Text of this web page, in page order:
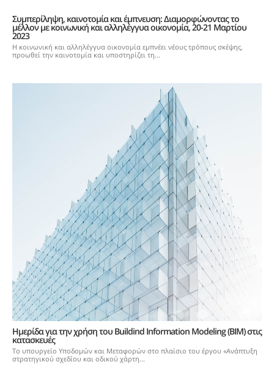
Συμπερίληψη, καινοτομία και έμπνευση: Διαμορφώνοντας το
μέλλον με κοινωνική και αλληλέγγυα οικονομία, 20-21 Μαρτίου
2023
Η κοινωνική και αλληλέγγυα οικονομία εμπνέει νέους τρόπους σκέψης,
προωθεί την καινοτομία και υποστηρίζει τη...
Hμερίδα για την χρήση του Buildind Information Modeling (ΒΙΜ) στις
κατασκευές
Το υπουργείο Υποδομών και Μεταφορών στο πλαίσιο του έργου «Ανάπτυξη
στρατηγικού σχεδίου και οδικού χάρτη...